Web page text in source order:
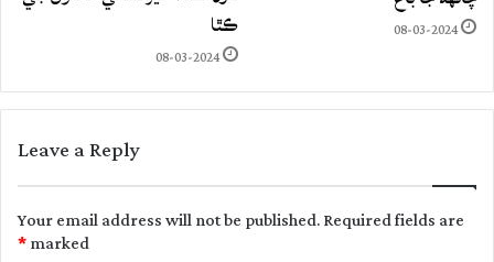
08-03-2024
ڪٿا
08-03-2024
Leave a Reply
Your email address will not be published.Required fields are
marked
*